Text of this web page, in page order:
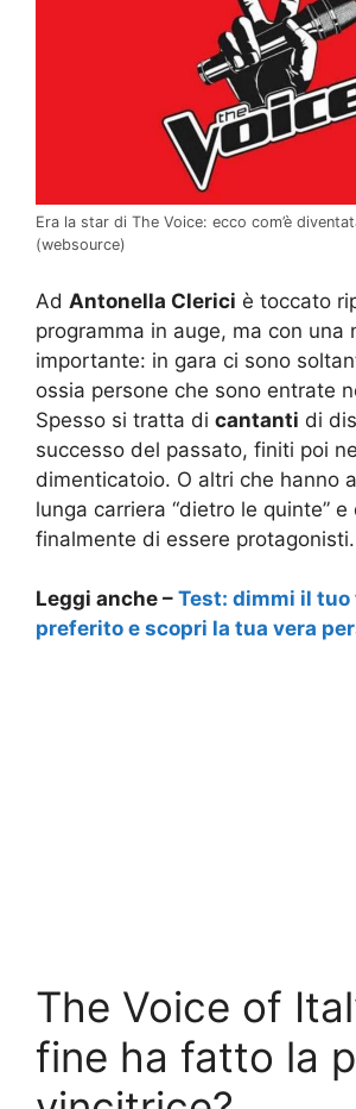
Era la star di The Voice: ecco com’è
(websource)
Ad Antonella Clerici è toccato
programma in auge, ma con una
importante: in gara ci sono
ossia persone che sono entrate
Spesso si tratta di cantanti di
successo del passato, finiti poi
dimenticatoio. O altri che hanno
lunga carriera “dietro le quinte”
finalmente di essere protagonisti.
Leggi anche – Test: dimmi il
preferito e scopri la tua vera
The Voice of
fine ha fatto la